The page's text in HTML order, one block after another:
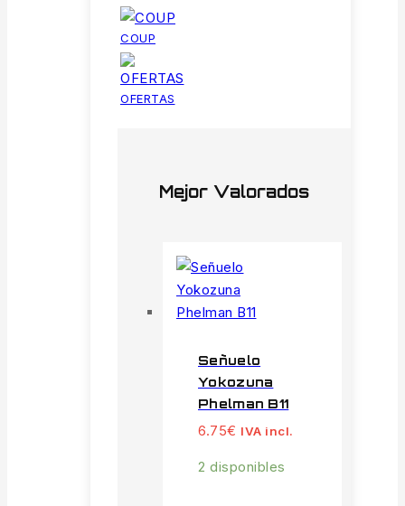
COUP
OFERTAS
Mejor Valorados
Señuelo
Yokozuna
Phelman B11
6.75€ IVA incl.
2 disponibles